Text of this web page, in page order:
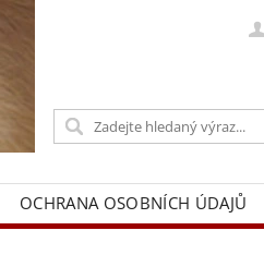
OCHRANA OSOBNÍCH ÚDAJŮ